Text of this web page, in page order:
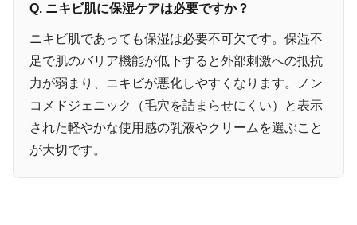
Q. ニキビ肌に保湿ケアは必要ですか？
ニキビ肌であっても保湿は必要不可欠です。保湿不
足で肌のバリア機能が低下すると外部刺激への抵抗
力が弱まり、ニキビが悪化しやすくなります。ノン
コメドジェニック（毛穴を詰まらせにくい）と表示
された軽やかな使用感の乳液やクリームを選ぶこと
が大切です。